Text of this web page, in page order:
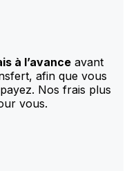
à l’avance avant
afin que vous
Nos frais plus
vous.